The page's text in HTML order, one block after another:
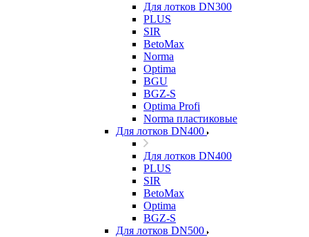
Для лотков DN300
PLUS
SIR
BetoMax
Norma
Optima
BGU
BGZ-S
Optima Profi
Norma пластиковые
Для лотков DN400
Для лотков DN400
PLUS
SIR
BetoMax
Optima
BGZ-S
Для лотков DN500